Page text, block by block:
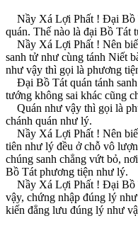
Nầy Xá Lợi Phất ! Ðại Bồ
quán. Thế nào là đại Bồ Tát
Nầy Xá Lợi Phất ! Nên
sanh tử như cùng tánh Niết
như vậy thì gọi là phương
Ðại Bồ Tát quán tánh
tướng không sai khác cũng
Quán như vậy thì gọi là
chánh quán như lý.
Nầy Xá Lợi Phất ! Nên
tiên như lý đều ở chỗ vô
chúng sanh chẳng vứt bỏ,
Bồ Tát phương tiện như lý.
Nầy Xá Lợi Phất ! Ðại Bồ
vậy, chứng nhập đúng lý
kiến đẳng lưu đúng lý như